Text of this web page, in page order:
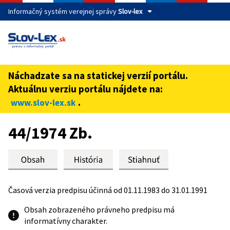
Informačný systém verejnej správySlov-lex
Táto stránka je zabezpečená
cez zabezpečenú webovú stránku verejnej správy SR.
Zabezpečená stránka vždy začína https:// pred názvom
domény webového sídla.
Náchadzate sa na statickej verzií portálu.
Aktuálnu verziu portálu nájdete na:
www.slov-lex.sk .
Preskoč na obsah
44/1974 Zb.
Časová verzia predpisu účinná od 01.11.1983 do 31.01.1991
Obsah zobrazeného právneho predpisu má
informatívny charakter.